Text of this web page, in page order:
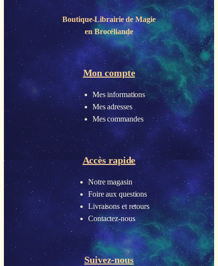
Boutique-Librairie deMagie
en Brocéliande
Mon compte
Mes informations
Mes adresses
Mes commandes
Accès rapide
Notre magasin
Foire aux questions
Livraisons et retours
Contactez-nous
Suivez-nous